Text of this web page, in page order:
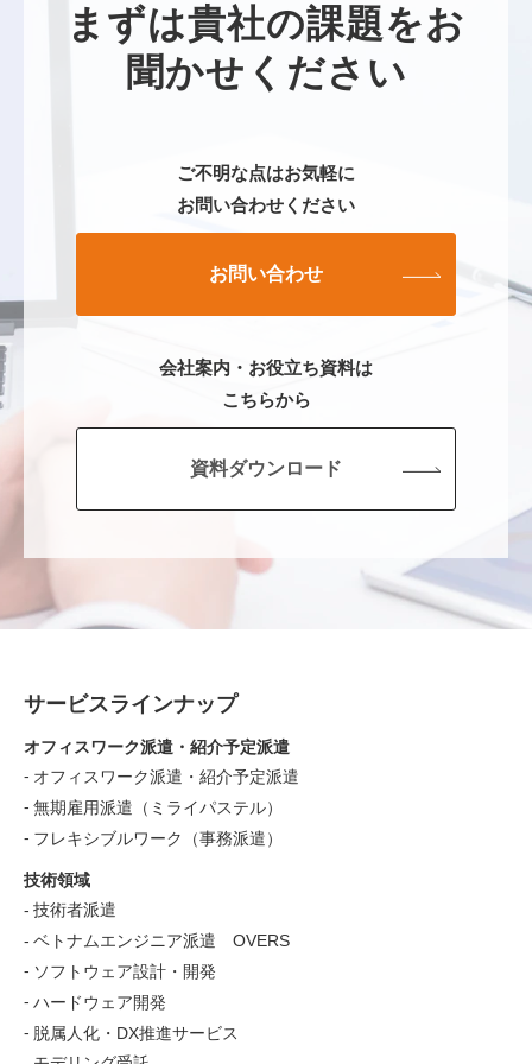
まずは貴社の課題をお
聞かせください
ご不明な点はお気軽に
お問い合わせください
お問い合わせ
会社案内・お役立ち資料は
こちらから
資料ダウンロード
サービスラインナップ
オフィスワーク派遣・紹介予定派遣
オフィスワーク派遣・紹介予定派遣
無期雇用派遣（ミライパステル）
フレキシブルワーク（事務派遣）
技術領域
技術者派遣
ベトナムエンジニア派遣 OVERS
ソフトウェア設計・開発
ハードウェア開発
脱属人化・DX推進サービス